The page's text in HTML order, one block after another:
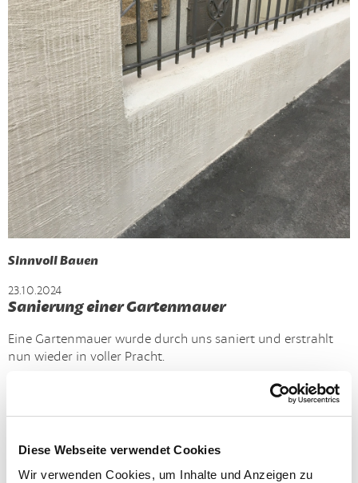
Diese Webseite verwendet Cookies
Wir verwenden Cookies, um Inhalte und Anzeigen zu
Sinnvoll Bauen
23.10.2024
Sanierung einer Gartenmauer
Eine Gartenmauer wurde durch uns saniert und erstrahlt
nun wieder in voller Pracht.